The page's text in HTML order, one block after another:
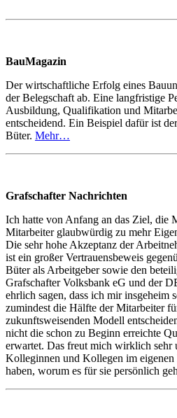
BauMagazin
Der wirtschaftliche Erfolg eines
der Belegschaft ab. Eine langfristige
Ausbildung, Qualifikation und
entscheidend. Ein Beispiel dafür ist
Büter. Mehr…
Grafschafter Nachrichten
Ich hatte von Anfang an das Ziel, die
Mitarbeiter glaubwürdig zu mehr
Die sehr hohe Akzeptanz der
ist ein großer Vertrauensbeweis
Büter als Arbeitgeber sowie den
Grafschafter Volksbank eG und der
ehrlich sagen, dass ich mir insgeheim
zumindest die Hälfte der Mitarbeiter
zukunftsweisenden Modell
nicht die schon zu Beginn erreichte
erwartet. Das freut mich wirklich sehr
Kolleginnen und Kollegen im eigenen
haben, worum es für sie persönlich